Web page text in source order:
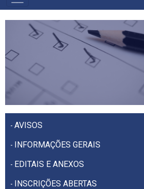
PRIMÁRIO
- AVISOS
- INFORMAÇÕES GERAIS
- EDITAIS E ANEXOS
- INSCRIÇÕES ABERTAS